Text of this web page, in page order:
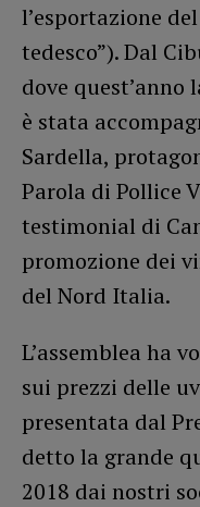
l’esportazione
tedesco”). Dal
dove quest’anno
è stata
Sardella,
Parola di Pollice
testimonial di
promozione dei
del Nord Italia.
L’assemblea ha
sui prezzi delle
presentata dal
detto la grande
2018 dai nostri